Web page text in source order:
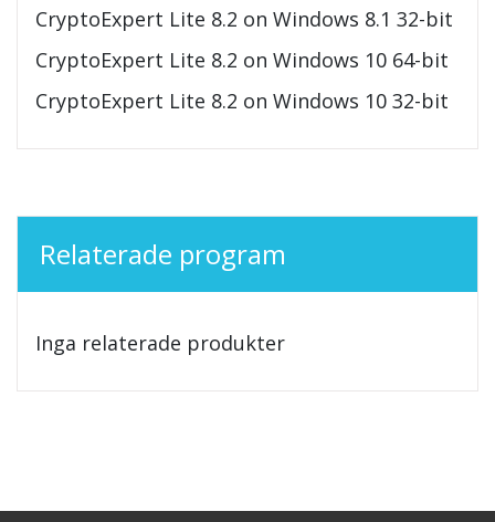
CryptoExpert Lite 8.2 on Windows 8.1 32-bit
CryptoExpert Lite 8.2 on Windows 10 64-bit
CryptoExpert Lite 8.2 on Windows 10 32-bit
Relaterade program
Inga relaterade produkter